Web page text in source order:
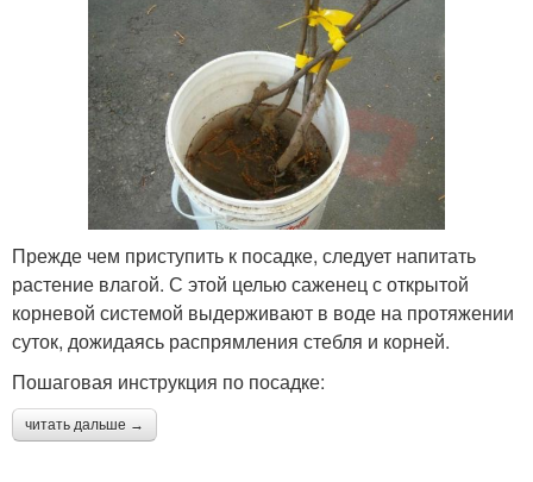
Прежде чем приступить к посадке, следует напитать
растение влагой. С этой целью саженец с открытой
корневой системой выдерживают в воде на протяжении
суток, дожидаясь распрямления стебля и корней.
Пошаговая инструкция по посадке:
читать дальше →